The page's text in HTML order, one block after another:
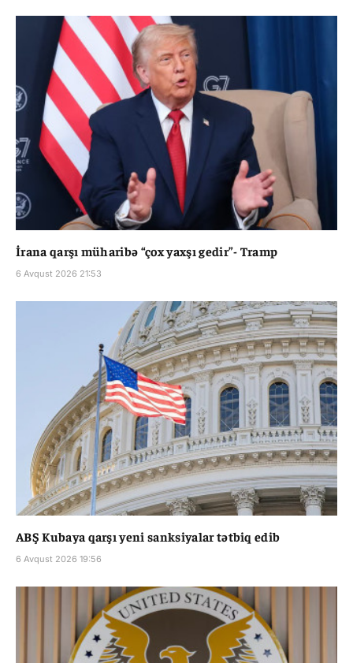
İrana qarşı müharibə “çox yaxşı gedir”- Tramp
6 Avqust 2026 21:53
ABŞ Kubaya qarşı yeni sanksiyalar tətbiq edib
6 Avqust 2026 19:56